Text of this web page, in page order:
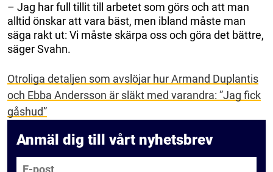
– Jag har full tillit till arbetet som görs och att man
alltid önskar att vara bäst, men ibland måste man
säga rakt ut: Vi måste skärpa oss och göra det bättre,
säger Svahn.
Otroliga detaljen som avslöjar hur Armand Duplantis
och Ebba Andersson är släkt med varandra: ”Jag fick
gåshud”
Anmäl dig till vårt nyhetsbrev
E-post